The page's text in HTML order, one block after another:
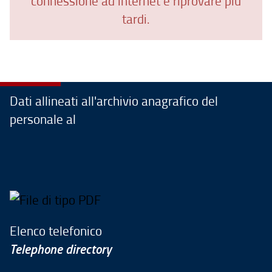
tardi.
Dati allineati all'archivio anagrafico del
personale al
Elenco telefonico
Telephone directory